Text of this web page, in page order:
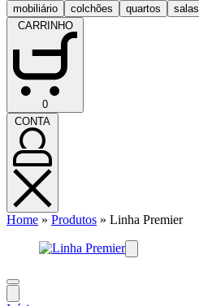
mobiliário colchões quartos
salas
CARRINHO
0CARRINHO
(0)
CONTA
CONTA
Home » Produtos » Linha Premier